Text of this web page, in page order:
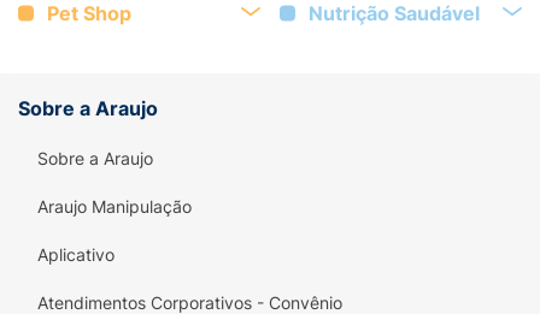
Pet Shop Nutrição Saudável
Sobre a Araujo
Sobre a Araujo
Araujo Manipulação
Aplicativo
Atendimentos Corporativos - Convênio